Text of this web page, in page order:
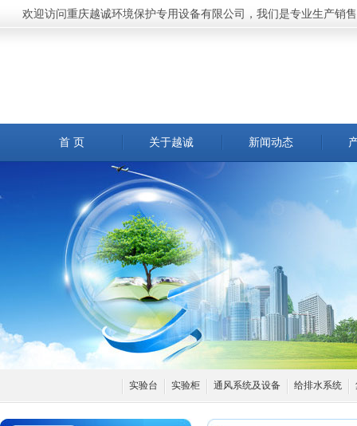
欢迎访问重庆越诚环境保护专用设备有限公司，我们是专业生产销
首 页 关于越诚 新闻动态
实验台 实验柜 通风系统及设备 给排水系统